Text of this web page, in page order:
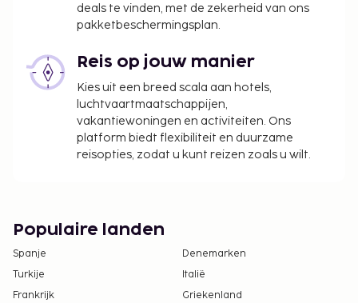
deals te vinden, met de zekerheid van ons
pakketbeschermingsplan.
Reis op jouw manier
Kies uit een breed scala aan hotels,
luchtvaartmaatschappijen,
vakantiewoningen en activiteiten. Ons
platform biedt flexibiliteit en duurzame
reisopties, zodat u kunt reizen zoals u wilt.
Populaire landen
Spanje
Denemarken
Turkije
Italië
Frankrijk
Griekenland